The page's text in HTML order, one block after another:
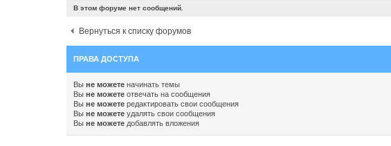
В этом форуме нет сообщений.
Вернуться к списку форумов
ПРАВА ДОСТУПА
Вы не можете начинать темы
Вы не можете отвечать на сообщения
Вы не можете редактировать свои сообщения
Вы не можете удалять свои сообщения
Вы не можете добавлять вложения